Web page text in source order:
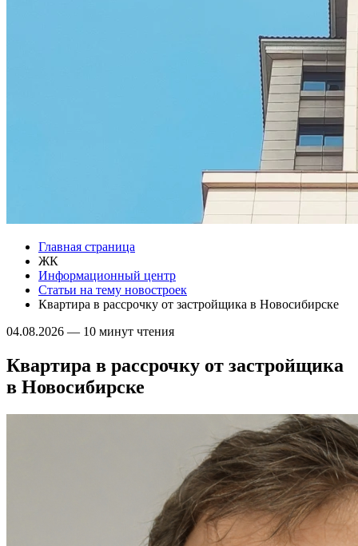
Главная страница
ЖК
Информационный центр
Статьи на тему новостроек
Квартира в рассрочку от застройщика в Новосибирске
04.08.2026 — 10 минут чтения
Квартира в рассрочку от застройщика
в Новосибирске